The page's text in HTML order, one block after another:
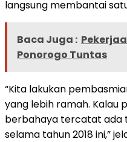
langsung membantai
Baca Juga :
Ponorogo Tuntas
“Kita lakukan
yang lebih ramah. Kalau
berbahaya tercatat ada
selama tahun 2018 ini,”